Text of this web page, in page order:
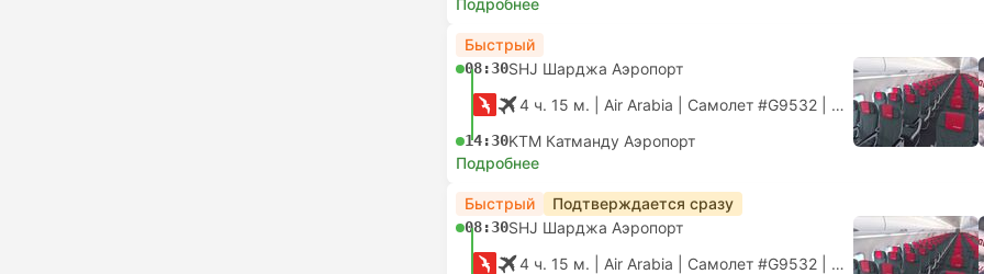
Подробнее
Быстрый
08:30SHJ Шарджа Аэропорт
4 ч. 15 м. | Air Arabia Самолет #G9532 Эконом
14:30KTM Катманду Аэропорт
Подробнее
Быстрый Подтверждается сразу
08:30SHJ Шарджа Аэропорт
4 ч. 15 м. | Air Arabia Самолет #G9532 Эконом